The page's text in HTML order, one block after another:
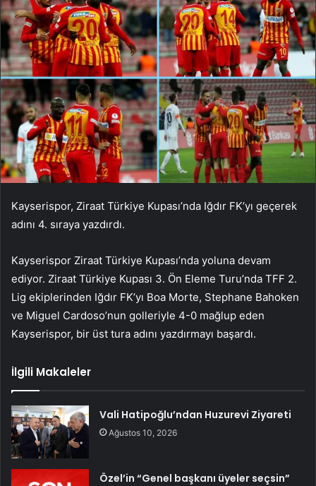
Kayserispor, Ziraat Türkiye Kupası’nda Iğdır FK’yı geçerek
adını 4. sıraya yazdırdı.
Kayserispor Ziraat Türkiye Kupası’nda yoluna devam
ediyor. Ziraat Türkiye Kupası 3. Ön Eleme Turu’nda TFF 2.
Lig ekiplerinden Iğdır FK’yı Boa Morte, Stephane Bahoken
ve Miguel Cardoso’nun golleriyle 4-0 mağlup eden
Kayserispor, bir üst tura adını yazdırmayı başardı.
İlgili Makaleler
Vali Hatipoğlu’ndan Huzurevi Ziyareti
Ağustos 10, 2026
Özel’in “Genel başkanı üyeler seçsin”